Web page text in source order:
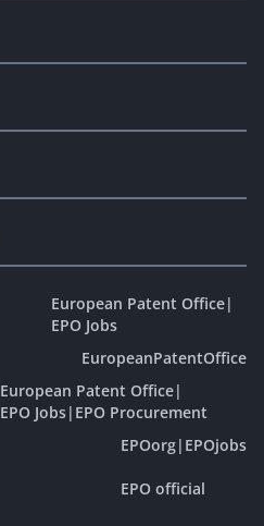
European Patent Office|
EPO Jobs
EuropeanPatentOffice
European Patent Office|
EPO Jobs| EPO Procurement
EPOorg| EPOjobs
EPO official